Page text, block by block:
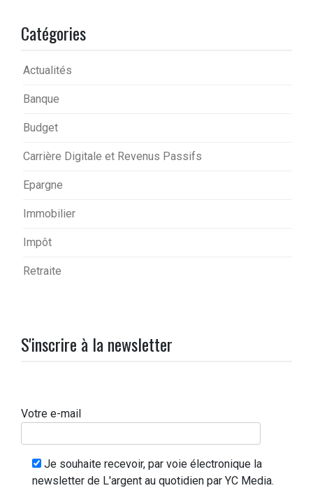
Catégories
Actualités
Banque
Budget
Carrière Digitale et Revenus Passifs
Epargne
Immobilier
Impôt
Retraite
S'inscrire à la newsletter
Votre e-mail
Je souhaite recevoir, par voie électronique la
newsletter de L'argent au quotidien par YC Media.